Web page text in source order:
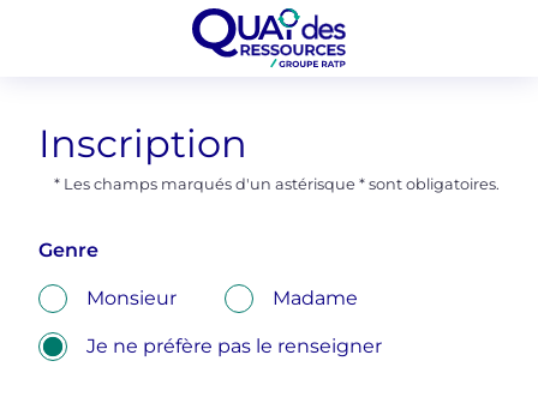
Inscription
* Les champs marqués d'un astérisque * sont obligatoires.
Genre
Monsieur Madame
Je ne préfère pas le renseigner